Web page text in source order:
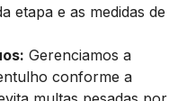
etapa e as medidas de
Gerenciamos a
conforme a